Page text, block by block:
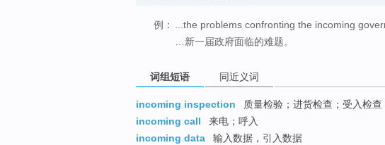
例：
...the problems confronting the incoming
…新一届政府面临的难题。
词组短语 同近义词
incoming inspection
质量检验；进货检查；受入检查
incoming call
来电；呼入
incoming data
输入数据，引入数据